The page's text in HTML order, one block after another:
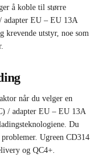
å koble til større
adapter EU – EU 13A
krevende utstyr, noe som
når du velger en
/ adapter EU – EU 13A
Du
Ugreen CD314
og QC4+.